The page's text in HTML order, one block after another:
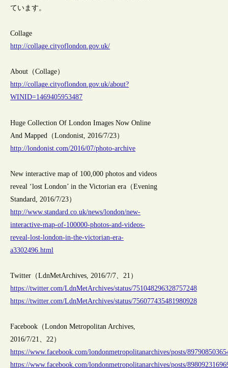
ています。
Collage
http://collage.cityoflondon.gov.uk/
About（Collage）
http://collage.cityoflondon.gov.uk/about?
WINID=1469405953487
Huge Collection Of London Images Now Online
And Mapped（Londonist, 2016/7/23）
http://londonist.com/2016/07/photo-archive
New interactive map of 100,000 photos and videos
reveal ‘lost London’ in the Victorian era（Evening
Standard, 2016/7/23）
http://www.standard.co.uk/news/london/new-
interactive-map-of-100000-photos-and-videos-
reveal-lost-london-in-the-victorian-era-
a3302496.html
Twitter（LdnMetArchives, 2016/7/7、21）
https://twitter.com/LdnMetArchives/status/751048296328757248
https://twitter.com/LdnMetArchives/status/756077435481980928
Facebook（London Metropolitan Archives,
2016/7/21、22）
https://www.facebook.com/londonmetropolitanarchives/posts/
https://www.facebook.com/londonmetropolitanarchives/posts/